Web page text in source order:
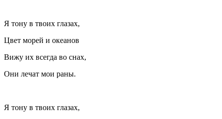
Я тону в твоих глазах,
Цвет морей и океанов
Вижу их всегда во снах,
Они лечат мои раны.
Я тону в твоих глазах,